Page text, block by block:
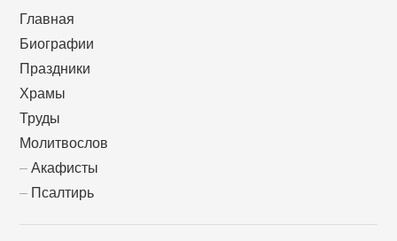
Главная
Биографии
Праздники
Храмы
Труды
Молитвослов
Акафисты
Псалтирь